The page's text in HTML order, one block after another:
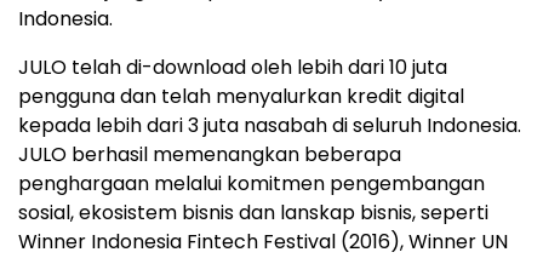
Indonesia.
JULO telah di-download oleh lebih dari 10 juta
pengguna dan telah menyalurkan kredit digital
kepada lebih dari 3 juta nasabah di seluruh Indonesia.
JULO berhasil memenangkan beberapa
penghargaan melalui komitmen pengembangan
sosial, ekosistem bisnis dan lanskap bisnis, seperti
Winner Indonesia Fintech Festival (2016), Winner UN